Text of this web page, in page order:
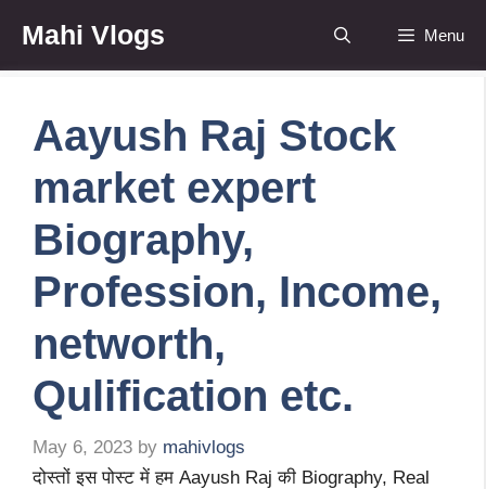
content
Mahi Vlogs Menu
Aayush Raj Stock
market expert
Biography,
Profession, Income,
networth,
Qulification etc.
May 6, 2023 by mahivlogs
दोस्तों इस पोस्ट में हम Aayush Raj की Biography, Real